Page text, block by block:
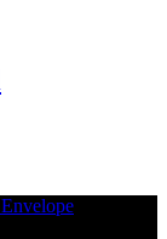
Envelope